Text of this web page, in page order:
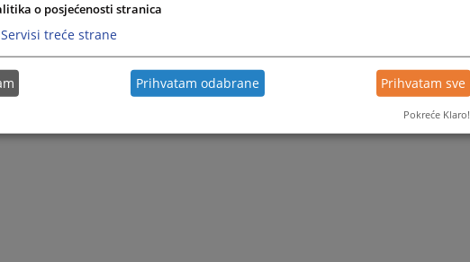
o posjećenosti stranica
Servisi treće strane
Prihvatam odabrane Prihvatam sve
Pokreće Klaro!